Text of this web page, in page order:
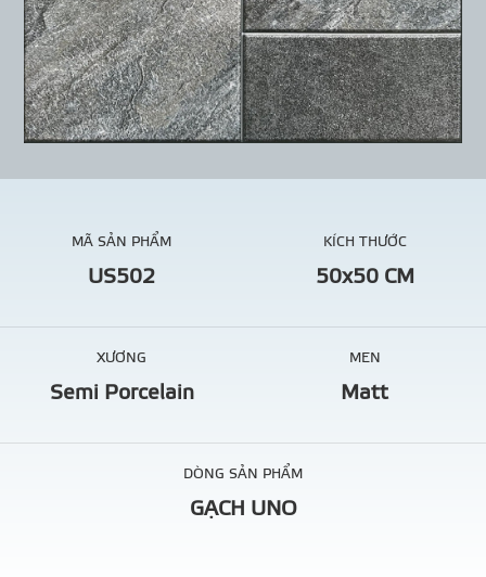
MÃ SẢN PHẨM
US502
KÍCH THƯỚC
50x50 CM
XƯƠNG
Semi Porcelain
MEN
Matt
DÒNG SẢN PHẨM
GẠCH UNO